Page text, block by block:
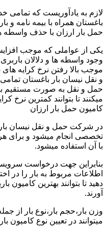
لازم به یادآوریست که تمامی
باغستان همراه با بیمه نامه و
حمل بار ارزان با حذف واسطه
یکی از عواملی که موجب
وجود واسطه ها و دلالان
موجب بالا رفتن نرخ کرایه
و نقل نیسان بار باغستان
حمل و نقل به صورت مستقیم با
میکنند تا بتوانند کمترین نرخ
کامیون حمل بار ارزان
در شرکت حمل و نقل نیسان
تخصصی انجام میشود و برای
با آن استفاده میشود.
بنابراین جهت درخواست
اطلاعات مربوط به بار را در
دهید تا بتوانند بهترین کامیون
آورند.
وزن بار،حجم بار،نوع بار از
میتوانند در تعیین نوع کامیون